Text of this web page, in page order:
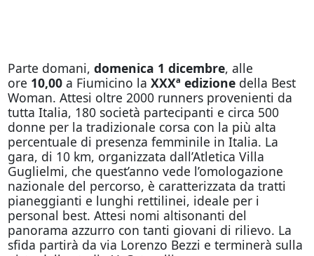
Parte domani, domenica 1 dicembre, alle
ore 10,00a Fiumicino la XXXª edizionedella Best
Woman. Attesi oltre 2000 runners provenienti da
tutta Italia, 180 società partecipanti e circa 500
donne per la tradizionale corsa con la più alta
percentuale di presenza femminile in Italia. La
gara, di 10 km, organizzata dall’Atletica Villa
Guglielmi, che quest’anno vede l’omologazione
nazionale del percorso, è caratterizzata da tratti
pianeggianti e lunghi rettilinei, ideale per i
personal best. Attesi nomi altisonanti del
panorama azzurro con tanti giovani di rilievo. La
sfida partirà da via Lorenzo Bezzi e terminerà sulla